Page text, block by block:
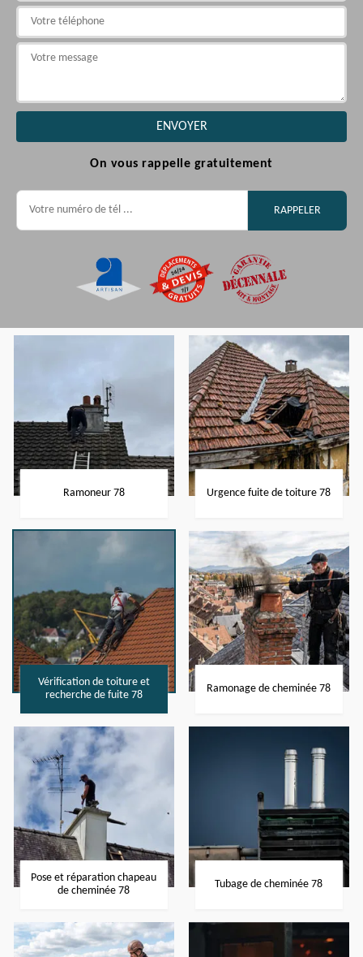
On vous rappelle gratuitement
Ramoneur 78 Urgence fuite de toiture 78
Vérification de toiture et
recherche de fuite 78
Ramonage de cheminée 78
Pose et réparation chapeau
de cheminée 78
Tubage de cheminée 78